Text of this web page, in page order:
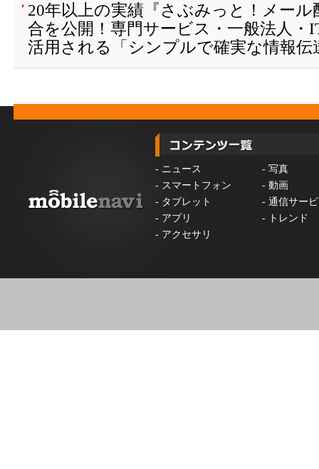
20年以上の実績『さぶみっと！メール
合を公開！専門サービス・一般法人・
活用される「シンプルで確実な情報伝
- ニュース - 写真
- スマートフォン - 動画
- タブレット - 通信サー
- アプリ -
トレンド
- アクセサリ